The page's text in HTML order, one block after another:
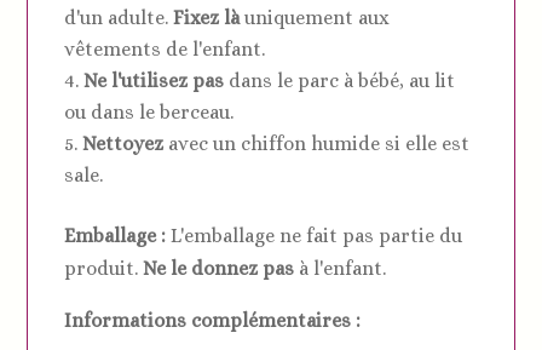
d'un adulte.Fixez làuniquement aux
vêtements de l'enfant.
Ne l'utilisez pas dans le parc à bébé, au lit
ou dans le berceau.
Nettoyez avec un chiffon humide si elle est
sale.
Emballage :L'emballage ne fait pas partie du
produit.Ne le donnez pas à l'enfant.
Informations complémentaires :